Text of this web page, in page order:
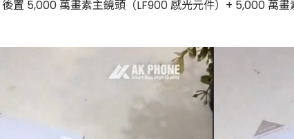
置 5,000 萬畫素主鏡頭（LF900 感光元件）+ 5,000 萬